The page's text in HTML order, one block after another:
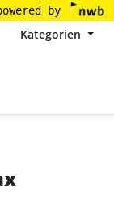
by
Kategorien